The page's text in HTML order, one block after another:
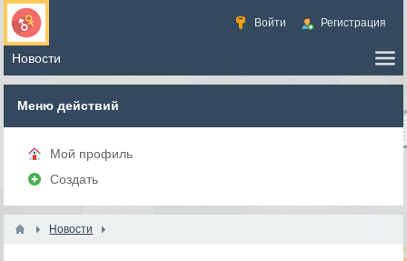
Войти Регистрация
Меню действий
Мой профиль
Создать
Новости